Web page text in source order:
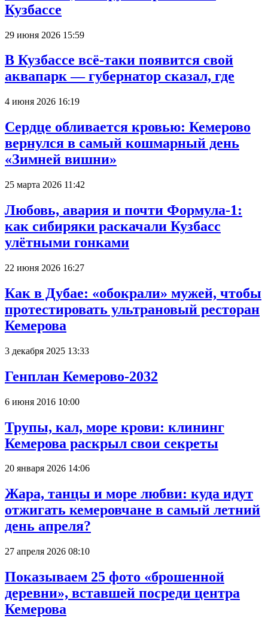
Кузбассе
29 июня 2026 15:59
В Кузбассе всё-таки появится свой
аквапарк — губернатор сказал, где
4 июня 2026 16:19
Сердце обливается кровью: Кемерово
вернулся в самый кошмарный день
«Зимней вишни»
25 марта 2026 11:42
Любовь, авария и почти Формула-1:
как сибиряки раскачали Кузбасс
улётными гонками
22 июня 2026 16:27
Как в Дубае: «обокрали» мужей, чтобы
протестировать ультрановый ресторан
Кемерова
3 декабря 2025 13:33
Генплан Кемерово-2032
6 июня 2016 10:00
Трупы, кал, море крови: клининг
Кемерова раскрыл свои секреты
20 января 2026 14:06
Жара, танцы и море любви: куда идут
отжигать кемеровчане в самый летний
день апреля?
27 апреля 2026 08:10
Показываем 25 фото «брошенной
деревни», вставшей посреди центра
Кемерова